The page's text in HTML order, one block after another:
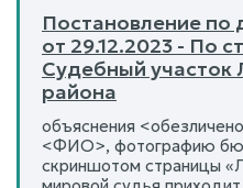
Постановление по
от 29.12.2023 - По
Судебный участок
района
объяснения
<ФИО>, фотографию
скриншотом страницы